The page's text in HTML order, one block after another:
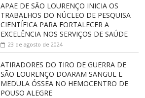
APAE DE SÃO LOURENÇO INICIA OS
TRABALHOS DO NÚCLEO DE PESQUISA
CIENTÍFICA PARA FORTALECER A
EXCELÊNCIA NOS SERVIÇOS DE SAÚDE
23 de agosto de 2024
ATIRADORES DO TIRO DE GUERRA DE
SÃO LOURENÇO DOARAM SANGUE E
MEDULA ÓSSEA NO HEMOCENTRO DE
POUSO ALEGRE